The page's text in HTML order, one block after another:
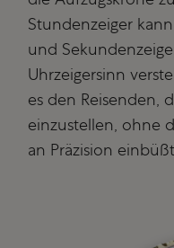
Stunden­zeiger
und
Uhr­zeiger­sinn
es den Reisenden,
einzustellen, ohne
an Präzision